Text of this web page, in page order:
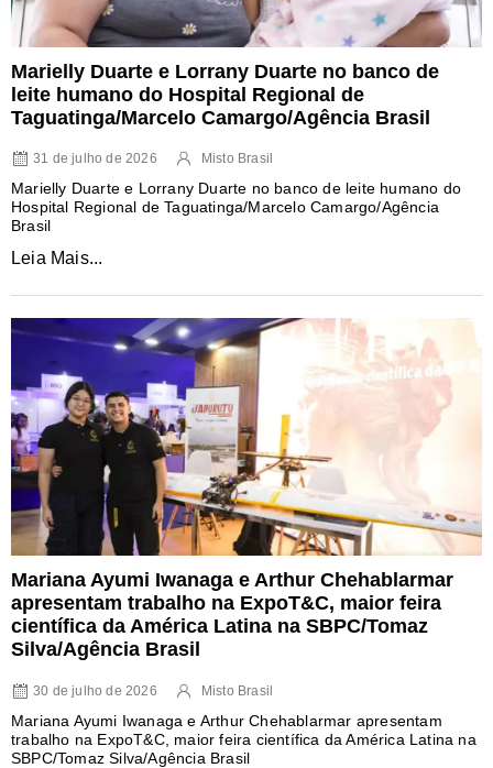
Marielly Duarte e Lorrany Duarte no banco de
leite humano do Hospital Regional de
Taguatinga/Marcelo Camargo/Agência Brasil
31 de julho de 2026 Misto Brasil
Marielly Duarte e Lorrany Duarte no banco de leite humano do
Hospital Regional de Taguatinga/Marcelo Camargo/Agência
Brasil
Leia Mais...
Mariana Ayumi Iwanaga e Arthur Chehablarmar
apresentam trabalho na ExpoT&C, maior feira
científica da América Latina na SBPC/Tomaz
Silva/Agência Brasil
30 de julho de 2026 Misto Brasil
Mariana Ayumi Iwanaga e Arthur Chehablarmar apresentam
trabalho na ExpoT&C, maior feira científica da América Latina na
SBPC/Tomaz Silva/Agência Brasil